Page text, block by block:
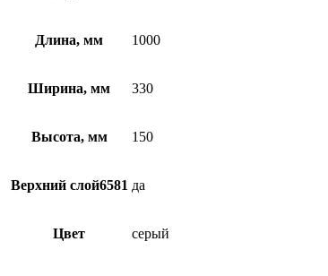
Длина, мм 1000
Ширина, мм 330
Высота, мм 150
Верхний слой6581 да
Цвет серый